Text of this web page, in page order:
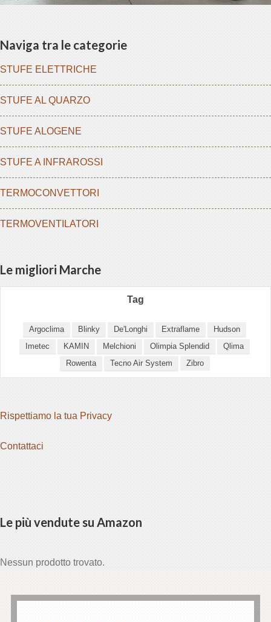
link shortener
Naviga tra le categorie
STUFE ELETTRICHE
STUFE AL QUARZO
STUFE ALOGENE
STUFE A INFRAROSSI
TERMOCONVETTORI
TERMOVENTILATORI
Le migliori Marche
Tag
Argoclima Blinky De'Longhi Extraflame
Hudson
Imetec
KAMIN Melchioni Olimpia Splendid
Qlima
Rowenta
Tecno Air System Zibro
Rispettiamo la tua Privacy
Contattaci
Le più vendute su Amazon
Nessun prodotto trovato.